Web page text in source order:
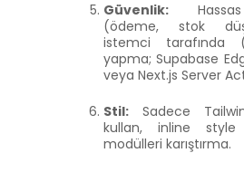
Güvenlik:
(ödeme, stok
istemci tarafında
yapma; Supabase
veya Next.js Server
Stil: Sadece
kullan, inline style
modülleri karıştırma.